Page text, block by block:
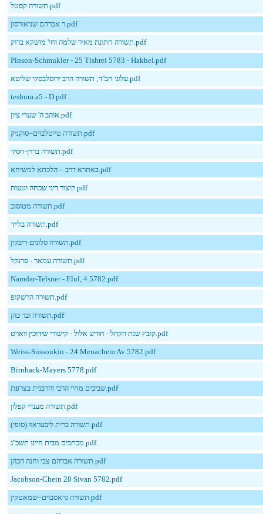
תשורה קסטל.pdf
ר אברהם שניאורסון.pdf
תשורה חתונת מאיר שלמה וחי' מושקא ברוק.pdf
Pinson-Schmukler - 25 Tishrei 5783 - Hakhel.pdf
עלוני חב''ד; תשורה הרב ירוסלבסקי שליטא.pdf
teshura a5 - D.pdf
אוהב ה' שערי ציון.pdf
תשורה טייטלבוים–סוקניק.pdf
תשורה ברוין-חסיד.pdf
באתרא דרב – הלכתא למשיחא.pdf
קיצור דיני שכחה וטעות.pdf
תשורה מטוסוב.pdf
תשורה בלייך.pdf
תשורה סלונים-ריבקין.pdf
תשורה עמאר - פרנקל.pdf
Namdar-Telsner - Elul, 4 5782.pdf
תשורה הרשקופ.pdf
תשורה ובר כהן.pdf
קובץ שנת הקהל - חודש אלול - קישורי שידוכין ווארט.pdf
Weiss-Sussonkin - 24 Menachem Av 5782.pdf
Birnhack-Mayers 5778.pdf
שביבים מחיי הרבי והרבנית בצרפת.pdf
תשורה מענדי קפלון.pdf
תשורה ברית ליבעראוו (סופי).pdf
מכתבים מבית חיינו תשכ''ג.pdf
תשורה אברהם צבי וחנה הכהן.pdf
Jacobson-Chein 28 Sivan 5782.pdf
תשורה גראסבוים–שמאטקין.pdf